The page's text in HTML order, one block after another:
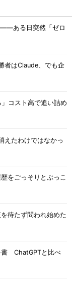
――ある日突然「ゼロ
者はClaude、でも企
」コスト高で追い詰め
えたわけではなかっ
をごっそりとぶっこ
待たず問われ始めた
書 ChatGPTと比べ